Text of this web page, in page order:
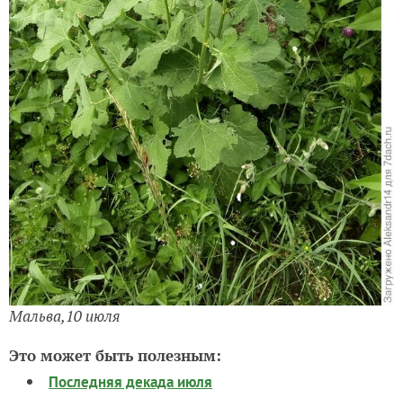
Мальва,10 июля
Это может быть полезным:
Последняя декада июля